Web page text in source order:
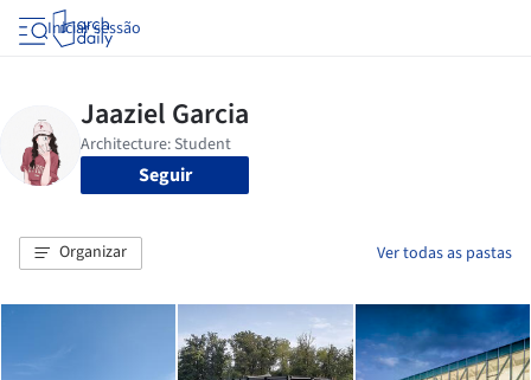
Iniciar sessão
Seguir
Organizar Ver todas as pastas